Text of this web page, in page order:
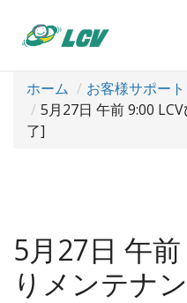
ホーム
お客様サポート
5月27日 午前 9:00
了]
5月27日 午
りメンテナ